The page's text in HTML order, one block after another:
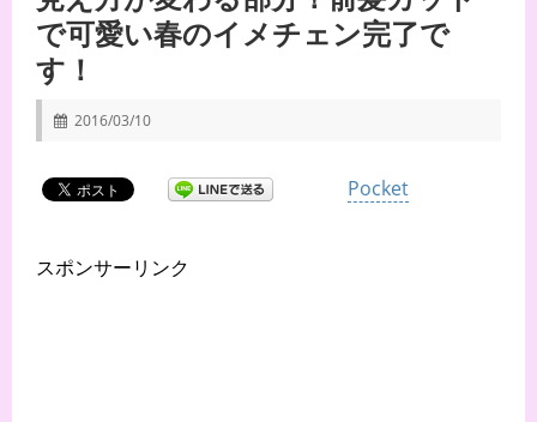
で可愛い春のイメチェン完了で
す！
2016/03/10
Pocket
スポンサーリンク